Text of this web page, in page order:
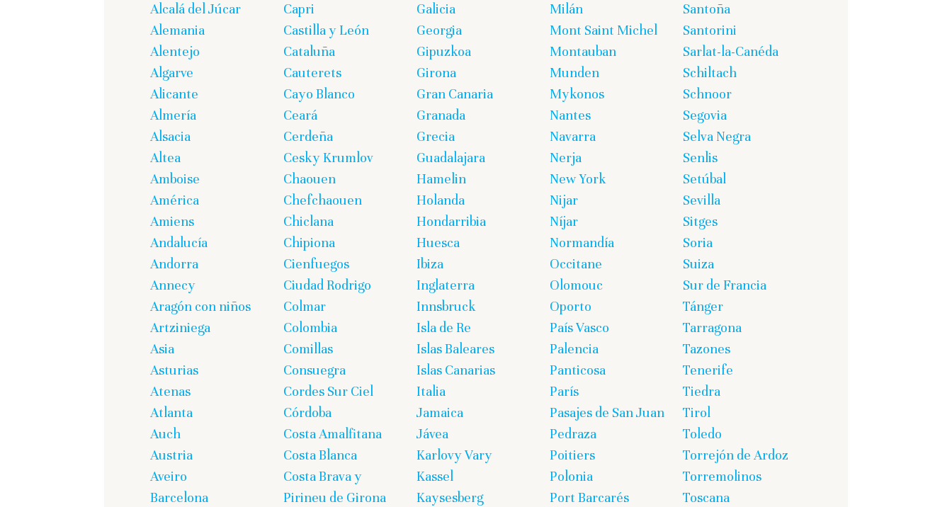
Alcalá del Júcar
Alemania
Alentejo
Algarve
Alicante
Almería
Alsacia
Altea
Amboise
América
Amiens
Andalucía
Andorra
Annecy
Aragón con niños
Artziniega
Asia
Asturias
Atenas
Atlanta
Auch
Austria
Aveiro
Barcelona
Capri
Castilla y León
Cataluña
Cauterets
Cayo Blanco
Ceará
Cerdeña
Cesky Krumlov
Chaouen
Chefchaouen
Chiclana
Chipiona
Cienfuegos
Ciudad Rodrigo
Colmar
Colombia
Comillas
Consuegra
Cordes Sur Ciel
Córdoba
Costa Amalfitana
Costa Blanca
Costa Brava y
Pirineu de Girona
Galicia
Georgia
Gipuzkoa
Girona
Gran Canaria
Granada
Grecia
Guadalajara
Hamelin
Holanda
Hondarribia
Huesca
Ibiza
Inglaterra
Innsbruck
Isla de Re
Islas Baleares
Islas Canarias
Italia
Jamaica
Jávea
Karlovy Vary
Kassel
Kaysesberg
Milán
Mont Saint Michel
Montauban
Munden
Mykonos
Nantes
Navarra
Nerja
New York
Nijar
Níjar
Normandía
Occitane
Olomouc
Oporto
País Vasco
Palencia
Panticosa
París
Pasajes de San Juan
Pedraza
Poitiers
Polonia
Port Barcarés
Santoña
Santorini
Sarlat-la-Canéda
Schiltach
Schnoor
Segovia
Selva Negra
Senlis
Setúbal
Sevilla
Sitges
Soria
Suiza
Sur de Francia
Tánger
Tarragona
Tazones
Tenerife
Tiedra
Tirol
Toledo
Torrejón de Ardoz
Torremolinos
Toscana